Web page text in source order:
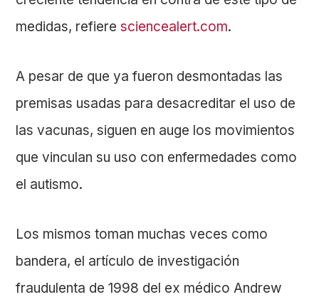
medidas, refieresciencealert.com.
A pesar de que ya fueron desmontadas las
premisas usadas para desacreditar el uso de
las vacunas, siguen en auge los movimientos
que vinculan su uso con enfermedades como
el autismo.
Los mismos toman muchas veces como
bandera, el artículo de investigación
fraudulenta de 1998 del ex médico Andrew